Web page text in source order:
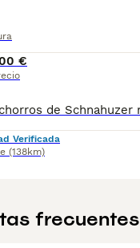
€
Verificada
(138km)
frecuentes